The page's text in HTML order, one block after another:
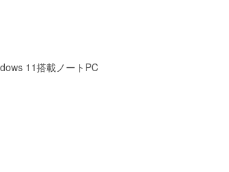
11搭載ノートPC